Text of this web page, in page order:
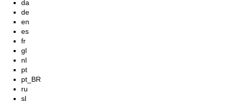
da
de
en
es
fr
gl
nl
pt
pt_BR
ru
sl